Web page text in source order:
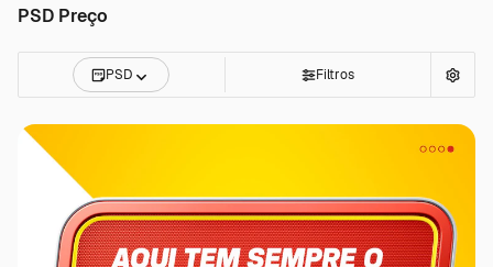
PSD Preço
PSD Filtros